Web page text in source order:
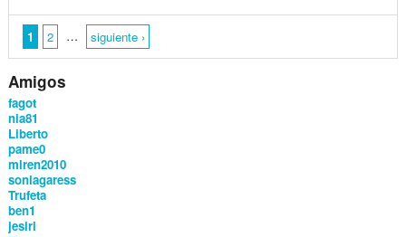
1 2 … siguiente ›
Amigos
fagot
nia81
Liberto
pame0
miren2010
soniagaress
Trufeta
ben1
jesiri